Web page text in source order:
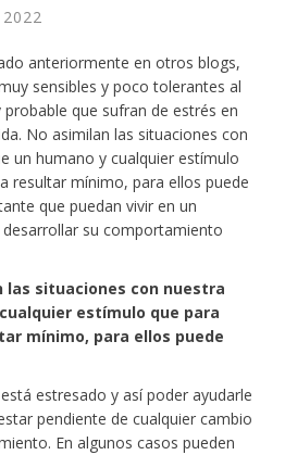
anteriormente en otros blogs,
sensibles y poco tolerantes al
que sufran de estrés en
No asimilan las situaciones con
un humano y cualquier estímulo
resultar mínimo, para ellos puede
que puedan vivir en un
su comportamiento
las situaciones con nuestra
estímulo que para
mínimo, para ellos puede
estresado y así poder ayudarle
pendiente de cualquier cambio
En algunos casos pueden